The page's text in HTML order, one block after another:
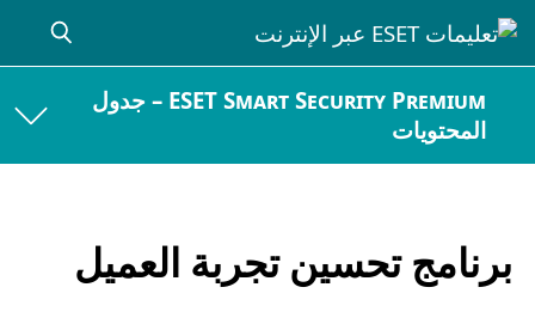
ESET Smart Security Premium – جدول
المحتويات
برنامج تحسين تجربة العميل